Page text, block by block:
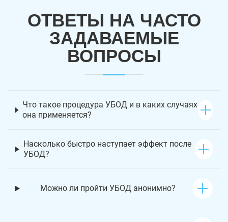
ОТВЕТЫ НА ЧАСТО
ЗАДАВАЕМЫЕ
ВОПРОСЫ
Что такое процедура УБОД и в каких случаях
она применяется?
Насколько быстро наступает эффект после
УБОД?
Можно ли пройти УБОД анонимно?